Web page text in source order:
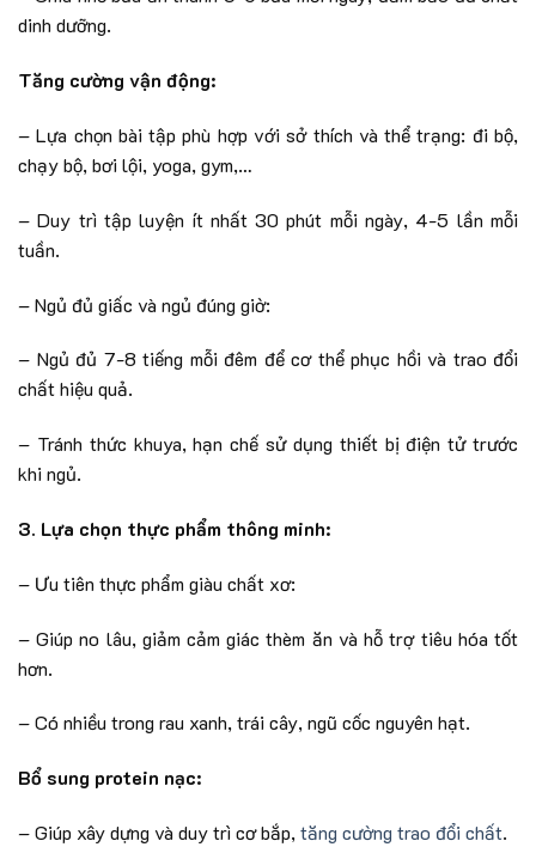
dinh dưỡng.
Tăng cường vận động:
– Lựa chọn bài tập phù hợp với sở thích và thể trạng: đi bộ,
chạy bộ, bơi lội, yoga, gym,…
– Duy trì tập luyện ít nhất 30 phút mỗi ngày, 4-5 lần mỗi
tuần.
– Ngủ đủ giấc và ngủ đúng giờ:
– Ngủ đủ 7-8 tiếng mỗi đêm để cơ thể phục hồi và trao đổi
chất hiệu quả.
– Tránh thức khuya, hạn chế sử dụng thiết bị điện tử trước
khi ngủ.
3. Lựa chọn thực phẩm thông minh:
– Ưu tiên thực phẩm giàu chất xơ:
– Giúp no lâu, giảm cảm giác thèm ăn và hỗ trợ tiêu hóa tốt
hơn.
– Có nhiều trong rau xanh, trái cây, ngũ cốc nguyên hạt.
Bổ sung protein nạc:
– Giúp xây dựng và duy trì cơ bắp, tăng cường trao đổi chất.